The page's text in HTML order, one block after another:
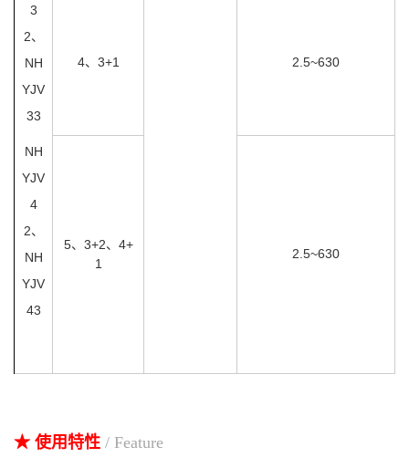
3
2、
NH
YJV
33
NH
YJV
4
2、
NH
YJV
43
4、3+1 2.5~630
5、3+2、4+
1
2.5~630
★ 使用特性 / Feature